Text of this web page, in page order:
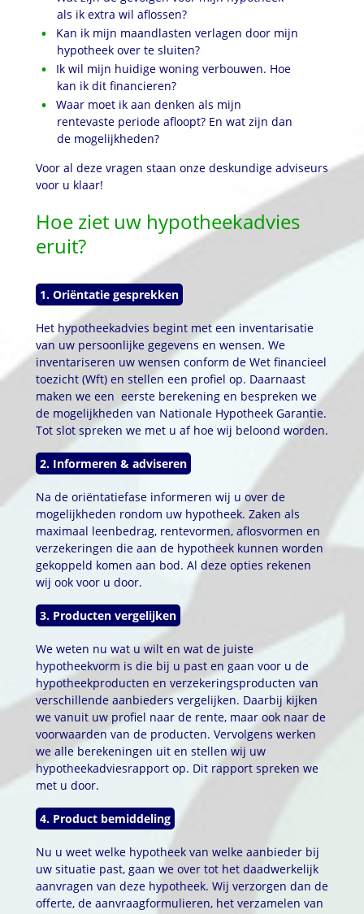
als ik extra wil aflossen?
Kan ik mijn maandlasten verlagen door mijn
hypotheek over te sluiten?
Ik wil mijn huidige woning verbouwen. Hoe
kan ik dit financieren?
Waar moet ik aan denken als mijn
rentevaste periode afloopt? En wat zijn dan
de mogelijkheden?
Voor al deze vragen staan onze deskundige adviseurs
voor u klaar!
Hoe ziet uw hypotheekadvies
eruit?
1. Oriëntatie gesprekken
Het hypotheekadvies begint met een inventarisatie
van uw persoonlijke gegevens en wensen. We
inventariseren uw wensen conform de Wet financieel
toezicht (Wft) en stellen een profiel op. Daarnaast
maken we een eerste berekening en bespreken we
de mogelijkheden van Nationale Hypotheek Garantie.
Tot slot spreken we met u af hoe wij beloond worden.
2. Informeren & adviseren
Na de oriëntatiefase informeren wij u over de
mogelijkheden rondom uw hypotheek. Zaken als
maximaal leenbedrag, rentevormen, aflosvormen en
verzekeringen die aan de hypotheek kunnen worden
gekoppeld komen aan bod. Al deze opties rekenen
wij ook voor u door.
3. Producten vergelijken
We weten nu wat u wilt en wat de juiste
hypotheekvorm is die bij u past en gaan voor u de
hypotheekproducten en verzekeringsproducten van
verschillende aanbieders vergelijken. Daarbij kijken
we vanuit uw profiel naar de rente, maar ook naar de
voorwaarden van de producten. Vervolgens werken
we alle berekeningen uit en stellen wij uw
hypotheekadviesrapport op. Dit rapport spreken we
met u door.
4. Product bemiddeling
Nu u weet welke hypotheek van welke aanbieder bij
uw situatie past, gaan we over tot het daadwerkelijk
aanvragen van deze hypotheek. Wij verzorgen dan de
offerte, de aanvraagformulieren, het verzamelen van